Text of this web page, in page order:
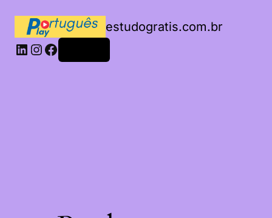
estudogratis.com.br
LinkedIn
Instagram
Facebook